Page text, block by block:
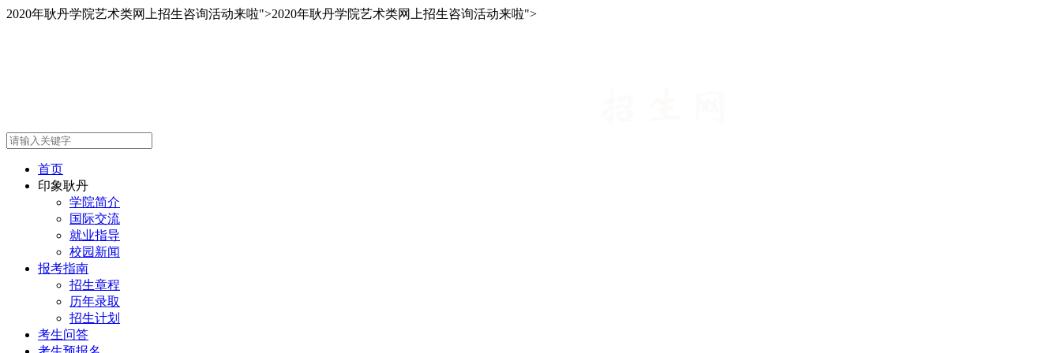
2020年耿丹学院艺术类网上招生咨询活动来啦">2020年耿丹学院艺术类网上招生咨询活动来啦">
首页
印象耿丹
学院简介
国际交流
就业指导
校园新闻
报考指南
招生章程
历年录取
招生计划
考生问答